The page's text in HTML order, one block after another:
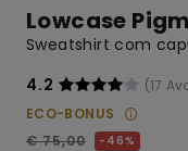
Lowcase
Sweatshirt com
4.2
(17
ECO-BONUS
€ 75,00
46%